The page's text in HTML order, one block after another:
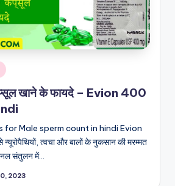
खाने के फायदे – Evion 400
Male sperm count in hindi Evion
त्वचा और बालों के नुकसान की मरम्मत
संतुलन में…
2023